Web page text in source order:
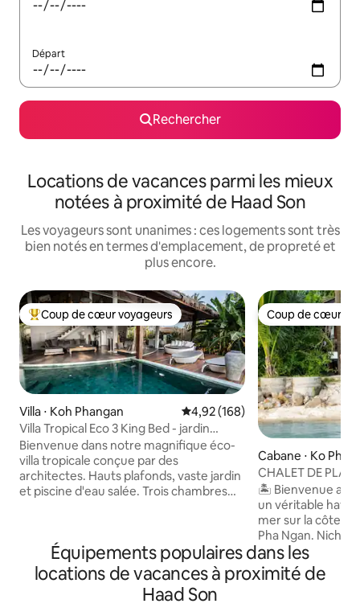
Départ
Rechercher
Locations de vacances parmi les mieux
notées à proximité de Haad Son
Les voyageurs sont unanimes : ces logements sont très
bien notés en termes d'emplacement, de propreté et
plus encore.
Coups de cœur voyageurs les plus appréciés
Coup de cœur voyageurs
Villa ⋅ Koh Phangan Évaluation moyenne sur la
4,92 (168)
Villa Tropical Eco 3 King Bed - jardin
luxuriant et piscine
Bienvenue dans notre magnifique éco-
villa tropicale conçue par des
architectes. Hauts plafonds, vaste jardin
et piscine d'eau salée. Trois chambres
canapé à la piscine en quelques pas
Située au sommet d'une colline
tranquille dans le quartier prisé de
Srithanu, la plage la plus proche se
Coup de cœur
Coup de cœur
Cabane ⋅ Ko Pha-
CHALET DE
MER•Hin
SOLEIL•
🏝️ Bienvenue au
un véritable
mer sur la côte
Pha Ngan.
sable de la baie
charmante
vous invite à vous
Équipements populaires dans les
locations de vacances à proximité de
Haad Son